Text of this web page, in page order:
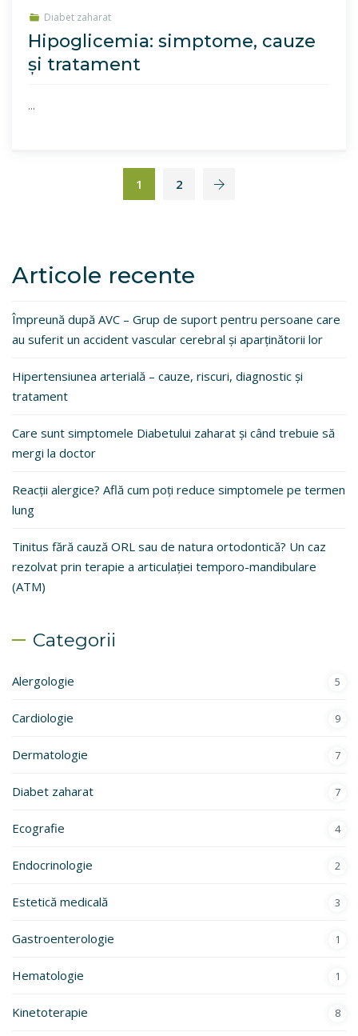
Diabet zaharat
Hipoglicemia: simptome, cauze
și tratament
...
1 2
Articole recente
Împreună după AVC – Grup de suport pentru persoane care
au suferit un accident vascular cerebral și aparținătorii lor
Hipertensiunea arterială – cauze, riscuri, diagnostic și
tratament
Care sunt simptomele Diabetului zaharat și când trebuie să
mergi la doctor
Reacții alergice? Află cum poți reduce simptomele pe termen
lung
Tinitus fără cauză ORL sau de natura ortodontică? Un caz
rezolvat prin terapie a articulației temporo-mandibulare
(ATM)
Categorii
Alergologie 5
Cardiologie 9
Dermatologie 7
Diabet zaharat 7
Ecografie 4
Endocrinologie 2
Estetică medicală 3
Gastroenterologie 1
Hematologie 1
Kinetoterapie 8